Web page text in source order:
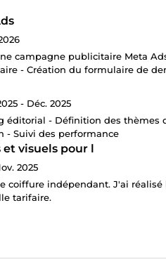
campagne publicitaire Meta
- Création du formulaire de
- Déc. 2025
- Définition des thèmes
- Suivi des performance
visuels pour l
2025
coiffure indépendant. J'ai
tarifaire.